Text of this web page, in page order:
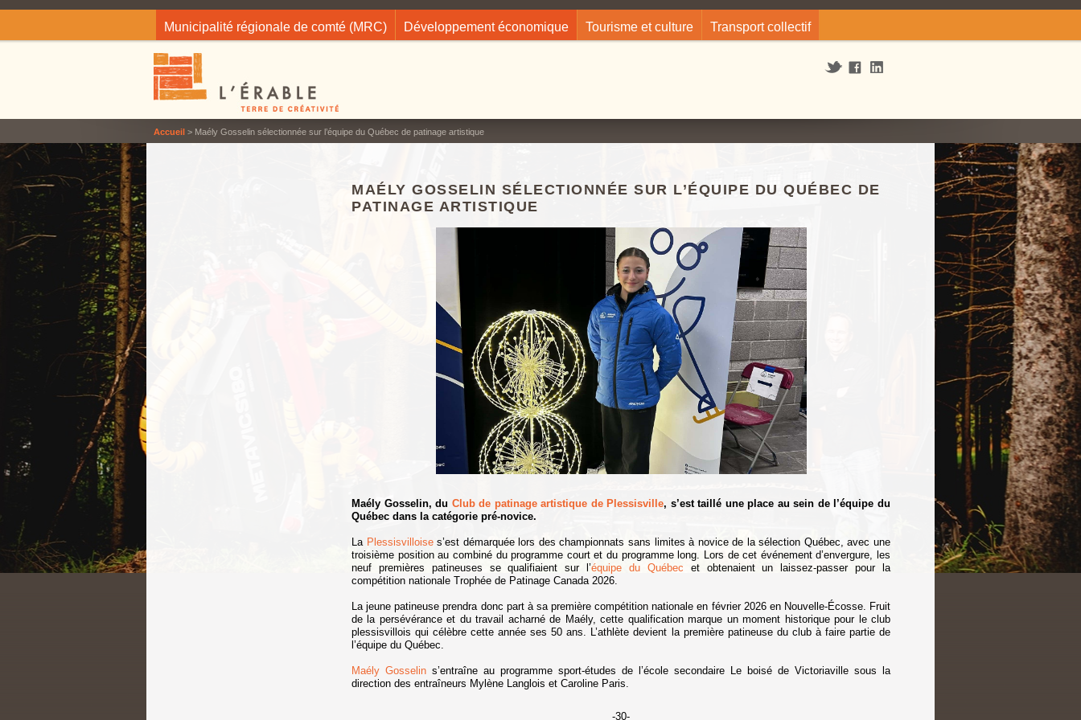
Municipalité régionale de comté (MRC) Développement économique Tourisme et culture Transport collectif
Accueil> Maély Gosselin sélectionnée sur l’équipe du Québec de patinage artistique
MAÉLY GOSSELIN SÉLECTIONNÉE SUR L’ÉQUIPE DU QUÉBEC DE
PATINAGE ARTISTIQUE
Maély Gosselin, du Club de patinage artistique de Plessisville, s’est taillé une place au sein de l’équipe du
Québec dans la catégorie pré-novice.
La Plessisvilloises’est démarquée lors des championnats sans limites à novice de la sélection Québec, avec une
troisième position au combiné du programme court et du programme long. Lors de cet événement d’envergure, les
neuf premières patineuses se qualifiaient sur l’équipe du Québec et obtenaient un laissez-passer pour la
compétition nationale Trophée de Patinage Canada 2026.
La jeune patineuse prendra donc part à sa première compétition nationale en février 2026 en Nouvelle-Écosse. Fruit
de la persévérance et du travail acharné de Maély, cette qualification marque un moment historique pour le club
plessisvillois qui célèbre cette année ses 50 ans. L’athlète devient la première patineuse du club à faire partie de
l’équipe du Québec.
Maély Gosselin s’entraîne au programme sport-études de l’école secondaire Le boisé de Victoriaville sous la
direction des entraîneurs Mylène Langlois et Caroline Paris.
-30-